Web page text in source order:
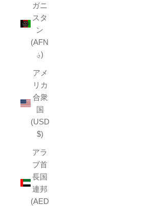
ガニ
スタ
ン
(AFN
؋)
アメ
リカ
合衆
国
(USD
$)
アラ
ブ首
長国
連邦
(AED